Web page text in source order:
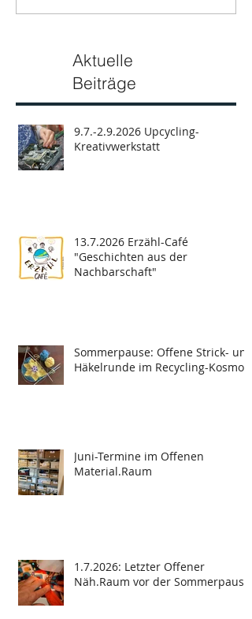
Aktuelle
Beiträge
9.7.-2.9.2026 Upcycling-
Kreativwerkstatt
13.7.2026 Erzähl-Café
"Geschichten aus der
Nachbarschaft"
Sommerpause: Offene Strick- und
Häkelrunde im Recycling-Kosmos
Juni-Termine im Offenen
Material.Raum
1.7.2026: Letzter Offener
Näh.Raum vor der Sommerpause